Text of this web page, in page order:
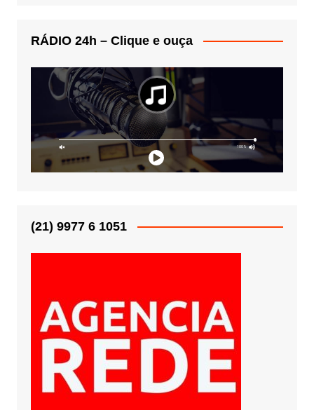
RÁDIO 24h – Clique e ouça
(21) 9977 6 1051